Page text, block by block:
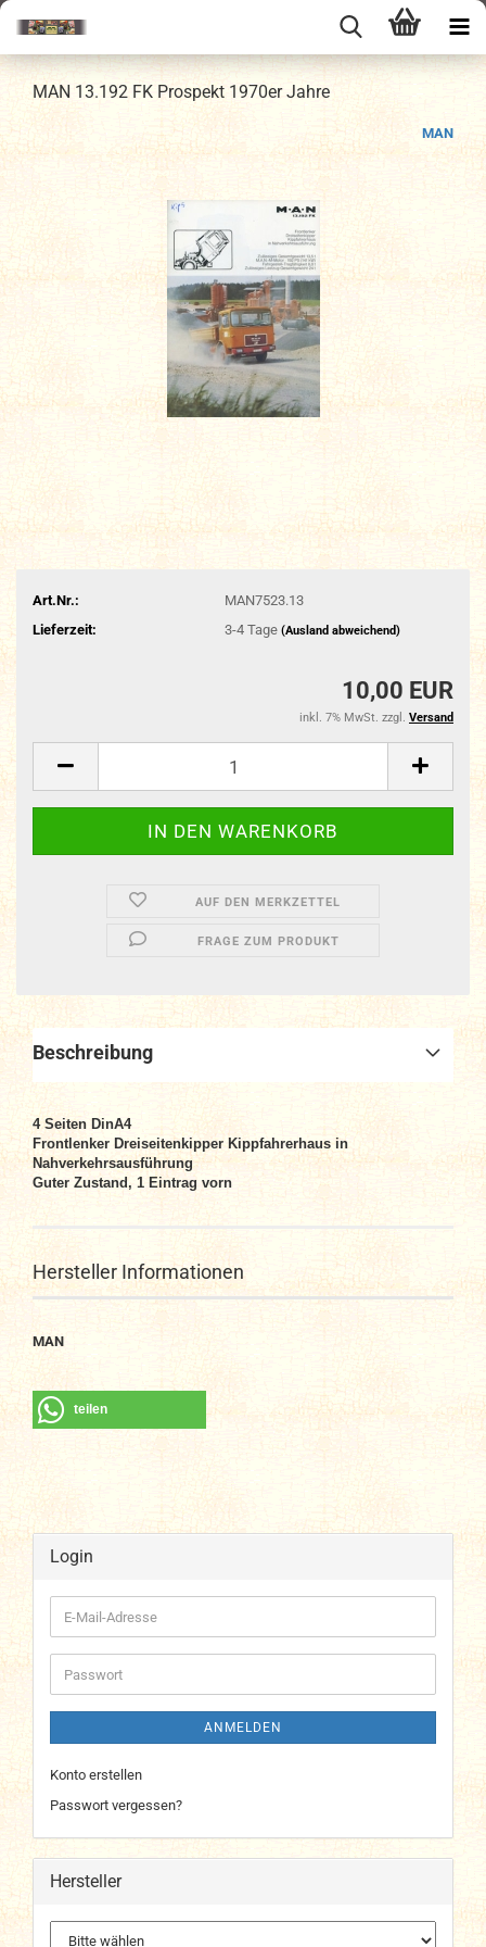
MAN 13.192 FK Prospekt 1970er Jahre
MAN
Art.Nr.:
MAN7523.13
Lieferzeit:
3-4 Tage (Ausland abweichend)
10,00 EUR
inkl. 7% MwSt. zzgl. Versand
AUF DEN MERKZETTEL
FRAGE ZUM PRODUKT
Beschreibung
4 Seiten DinA4
Frontlenker Dreiseitenkipper Kippfahrerhaus in
Nahverkehrsausführung
Guter Zustand, 1 Eintrag vorn
Hersteller Informationen
MAN
teilen
Login
E-
Mail-
Adresse
Passwort
ANMELDEN
Konto erstellen
Passwort vergessen?
Hersteller